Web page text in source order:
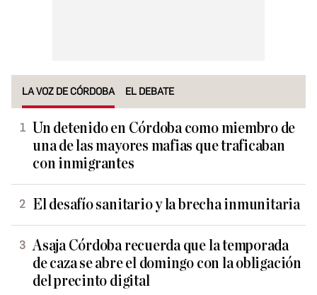
LA VOZ DE CÓRDOBA EL DEBATE
Un detenido en Córdoba como miembro de
una de las mayores mafias que traficaban
con inmigrantes
El desafío sanitario y la brecha inmunitaria
Asaja Córdoba recuerda que la temporada
de caza se abre el domingo con la obligación
del precinto digital